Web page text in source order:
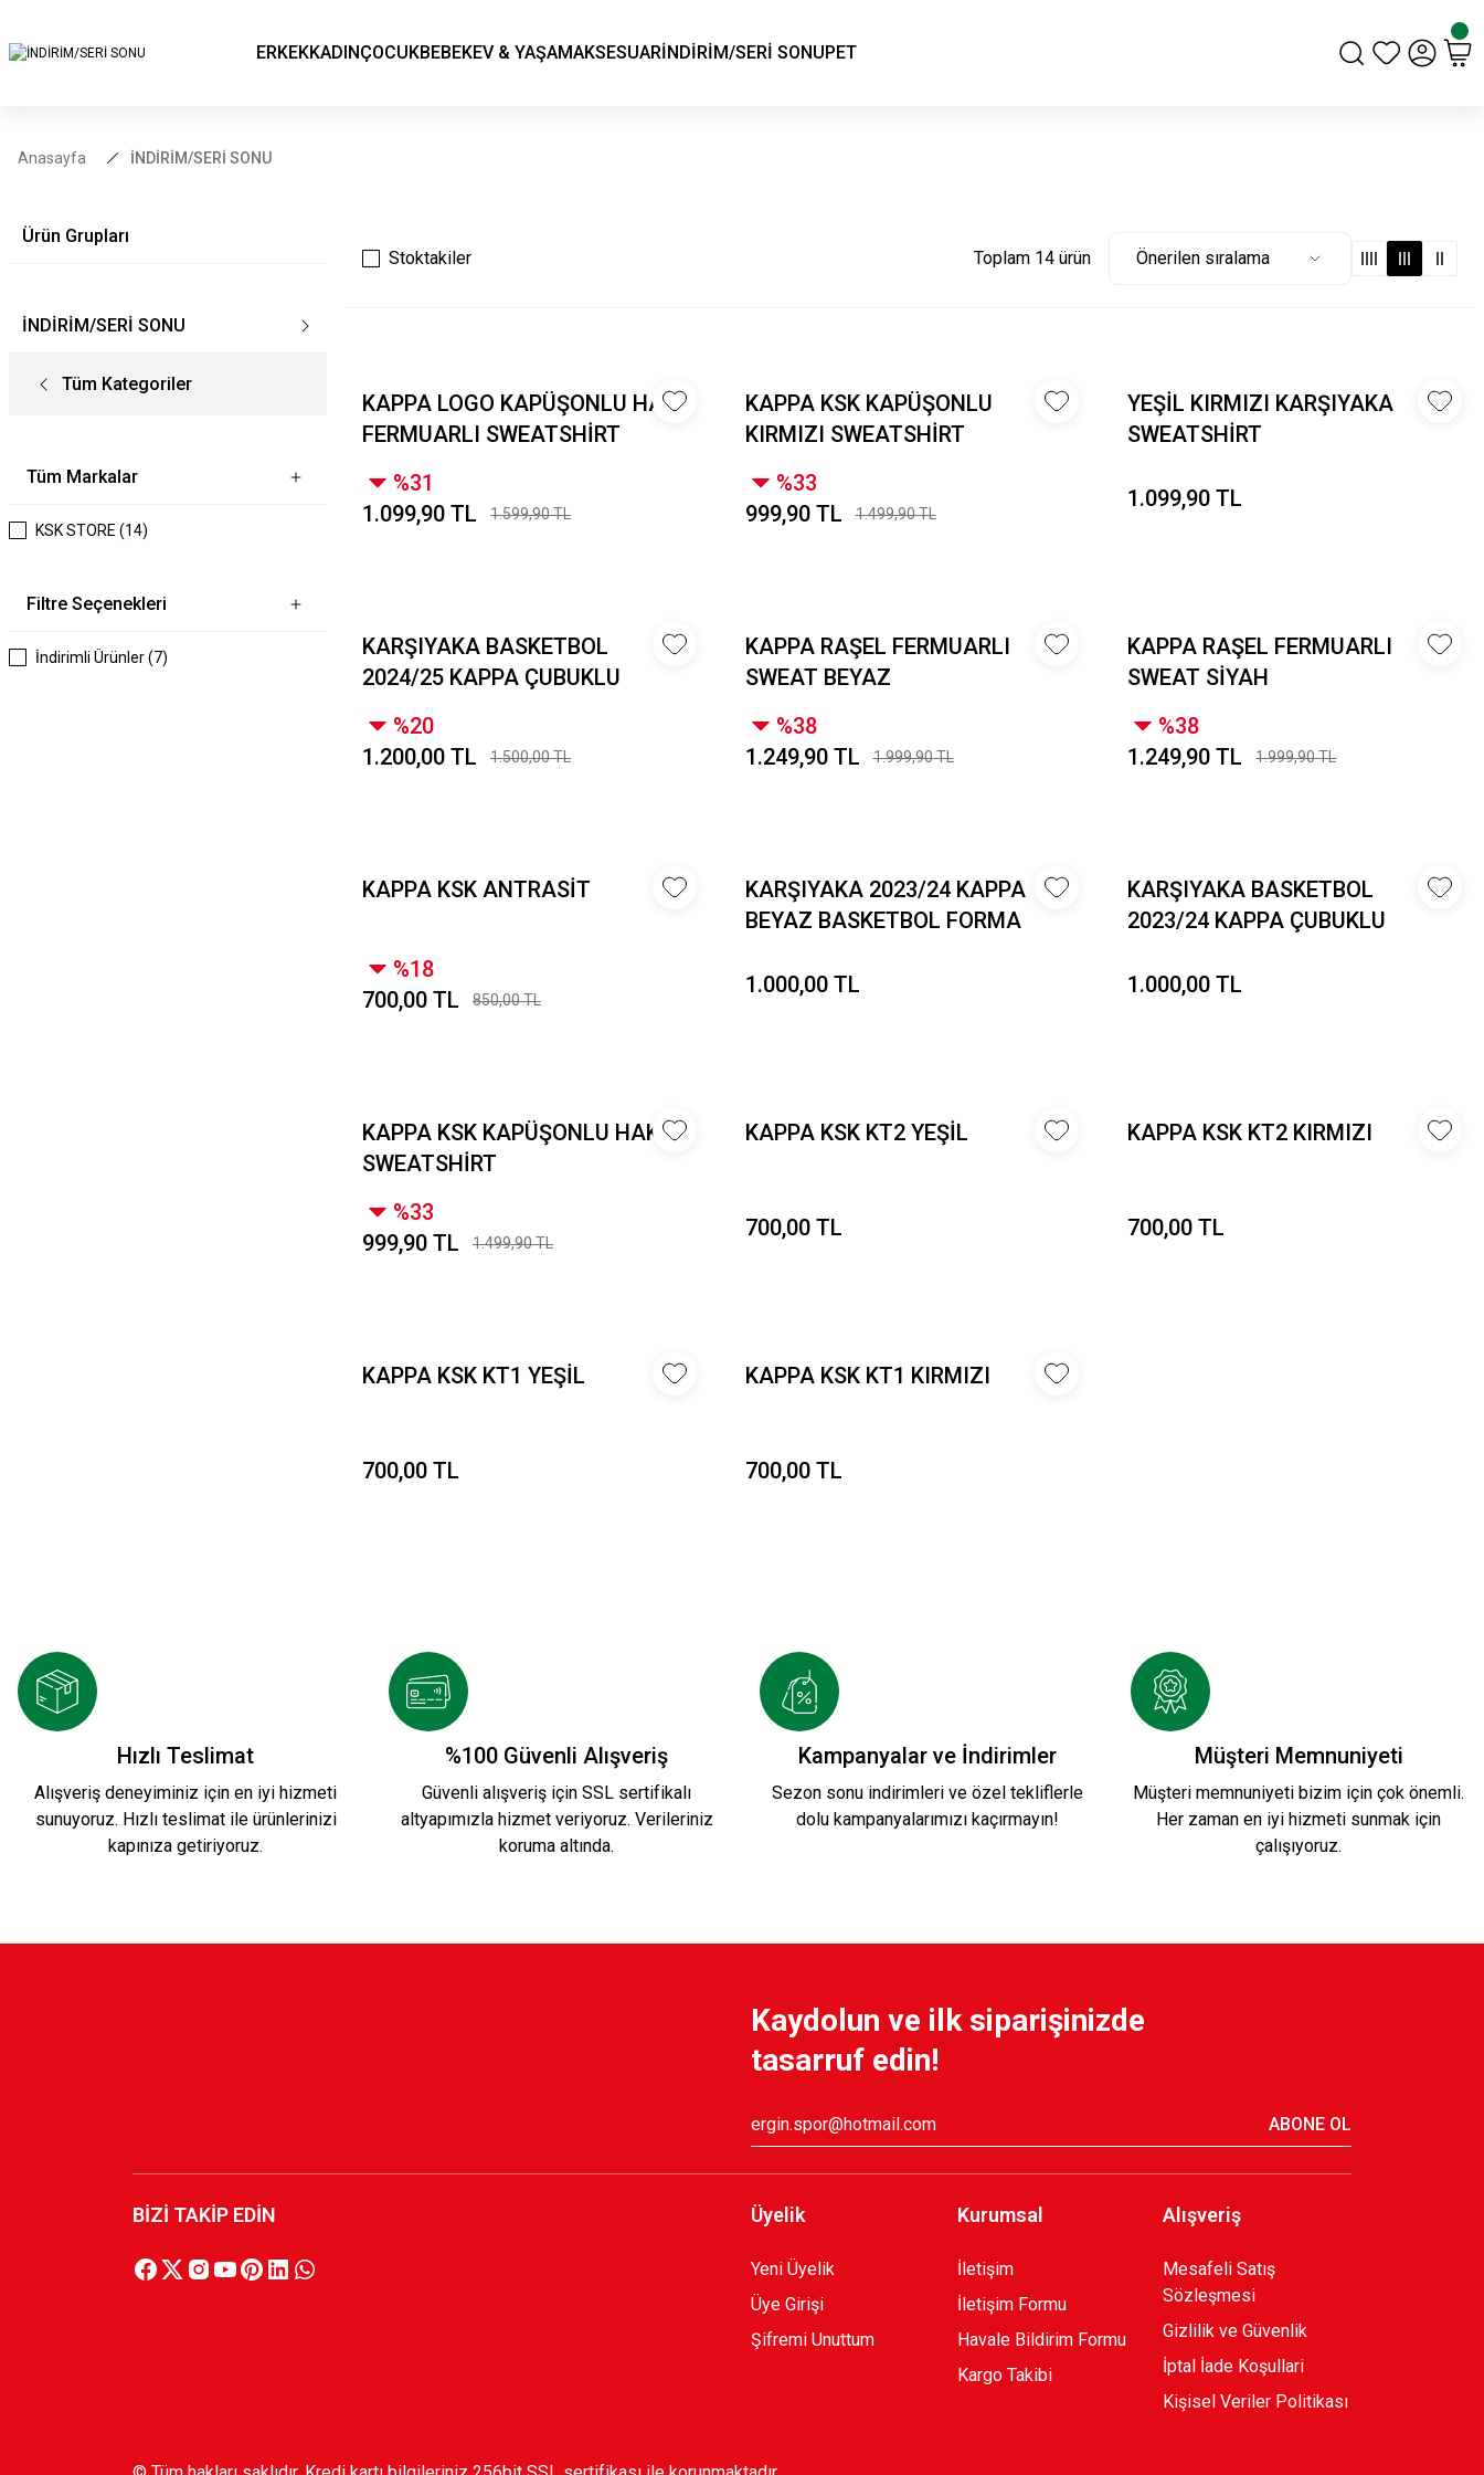
ERKEKKADINÇOCUKBEBEKEV & YAŞAMAKSESUARİNDİRİM/SERİ SONUPET
Anasayfa İNDİRİM/SERİ SONU
Ürün Grupları
İNDİRİM/SERİ SONU
Tüm Kategoriler
Tüm Markalar
KSK STORE (14)
Filtre Seçenekleri
İndirimli Ürünler (7)
Stoktakiler Toplam 14 ürün
KAPPA LOGO KAPÜŞONLU HAKİ
FERMUARLI SWEATSHİRT
%31
1.099,90 TL
1.599,90 TL
KAPPA KSK KAPÜŞONLU
KIRMIZI SWEATSHİRT
%33
999,90 TL
1.499,90 TL
YEŞİL KIRMIZI KARŞIYAKA
SWEATSHİRT
1.099,90 TL
KARŞIYAKA BASKETBOL
2024/25 KAPPA ÇUBUKLU
%20
1.200,00 TL
1.500,00 TL
KAPPA RAŞEL FERMUARLI
SWEAT BEYAZ
%38
1.249,90 TL
1.999,90 TL
KAPPA RAŞEL FERMUARLI
SWEAT SİYAH
%38
1.249,90 TL
1.999,90 TL
KAPPA KSK ANTRASİT
%18
700,00 TL
850,00 TL
KARŞIYAKA 2023/24 KAPPA
BEYAZ BASKETBOL FORMA
1.000,00 TL
KARŞIYAKA BASKETBOL
2023/24 KAPPA ÇUBUKLU
1.000,00 TL
KAPPA KSK KAPÜŞONLU HAKİ
SWEATSHİRT
%33
999,90 TL
1.499,90 TL
KAPPA KSK KT2 YEŞİL
700,00 TL
KAPPA KSK KT2 KIRMIZI
700,00 TL
KAPPA KSK KT1 YEŞİL
700,00 TL
KAPPA KSK KT1 KIRMIZI
700,00 TL
Hızlı Teslimat
Alışveriş deneyiminiz için en iyi hizmeti
sunuyoruz. Hızlı teslimat ile ürünlerinizi
kapınıza getiriyoruz.
%100 Güvenli Alışveriş
Güvenli alışveriş için SSL sertifikalı
altyapımızla hizmet veriyoruz. Verileriniz
koruma altında.
Kampanyalar ve İndirimler
Sezon sonu indirimleri ve özel tekliflerle
dolu kampanyalarımızı kaçırmayın!
Müşteri Memnuniyeti
Müşteri memnuniyeti bizim için çok önemli.
Her zaman en iyi hizmeti sunmak için
çalışıyoruz.
Kaydolun ve ilk siparişinizde
tasarruf edin!
ABONE OL
BİZİ TAKİP EDİN Üyelik
Yeni Üyelik
Üye Girişi
Şifremi Unuttum
Kurumsal
İletişim
İletişim Formu
Havale Bildirim Formu
Kargo Takibi
Alışveriş
Mesafeli Satış
Sözleşmesi
Gizlilik ve Güvenlik
İptal İade Koşullari
Kişisel Veriler Politikası